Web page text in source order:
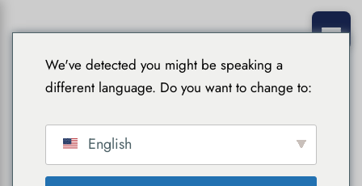
We've detected you might be speaking a
different language. Do you want to change to:
English